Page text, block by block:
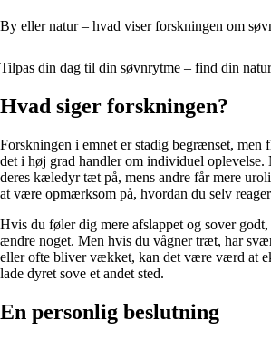
By eller natur – hvad viser forskningen om
Tilpas din dag til din søvnrytme – find din
Hvad siger forskningen?
Forskningen i emnet er stadig begrænset, men
det i høj grad handler om individuel oplevelse.
deres kæledyr tæt på, mens andre får mere
at være opmærksom på, hvordan du selv
Hvis du føler dig mere afslappet og sover
ændre noget. Men hvis du vågner træt, har
eller ofte bliver vækket, kan det være værd at
lade dyret sove et andet sted.
En personlig beslutning